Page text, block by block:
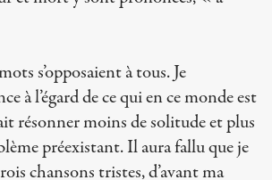
s’opposaient à tous. Je
à l’égard de ce qui en ce monde est
résonner moins de solitude et plus
préexistant. Il aura fallu que je
chansons tristes, d’avant ma